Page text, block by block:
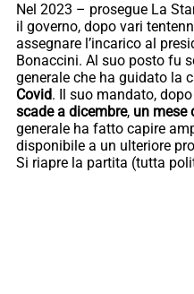
Nel 2023 – prosegue La
il governo, dopo vari
assegnare l’incarico al
Bonaccini. Al suo posto fu
generale che ha guidato la
Covid. Il suo mandato,
scade a dicembre, un mese
generale ha fatto capire
disponibile a un ulteriore
Si riapre la partita (tutta